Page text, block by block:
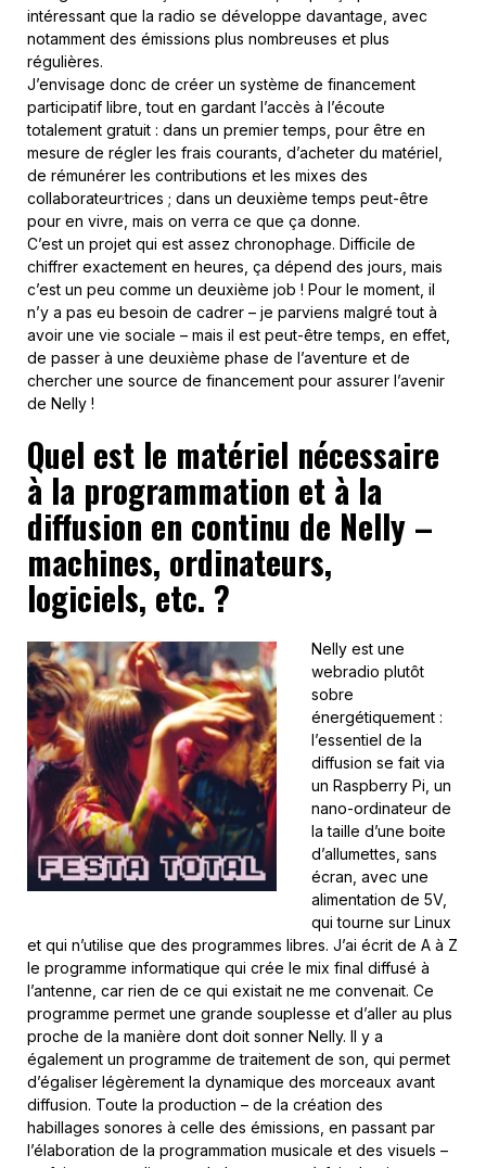
intéressant que la radio se développe davantage, avec
notamment des émissions plus nombreuses et plus
régulières.
J’envisage donc de créer un système de financement
participatif libre, tout en gardant l’accès à l’écoute
totalement gratuit : dans un premier temps, pour être en
mesure de régler les frais courants, d’acheter du matériel,
de rémunérer les contributions et les mixes des
collaborateur·trices ; dans un deuxième temps peut-être
pour en vivre, mais on verra ce que ça donne.
C’est un projet qui est assez chronophage. Difficile de
chiffrer exactement en heures, ça dépend des jours, mais
c’est un peu comme un deuxième job ! Pour le moment, il
n’y a pas eu besoin de cadrer – je parviens malgré tout à
avoir une vie sociale – mais il est peut-être temps, en effet,
de passer à une deuxième phase de l’aventure et de
chercher une source de financement pour assurer l’avenir
de Nelly !
Quel est le matériel nécessaire
à la programmation et à la
diffusion en continu de Nelly –
machines, ordinateurs,
logiciels, etc. ?
Nelly est une
webradio plutôt
sobre
énergétiquement :
l’essentiel de la
diffusion se fait via
un Raspberry Pi, un
nano-ordinateur de
la taille d’une boite
d’allumettes, sans
écran, avec une
alimentation de 5V,
qui tourne sur Linux
et qui n’utilise que des programmes libres. J’ai écrit de A à Z
le programme informatique qui crée le mix final diffusé à
l’antenne, car rien de ce qui existait ne me convenait. Ce
programme permet une grande souplesse et d’aller au plus
proche de la manière dont doit sonner Nelly. Il y a
également un programme de traitement de son, qui permet
d’égaliser légèrement la dynamique des morceaux avant
diffusion. Toute la production – de la création des
habillages sonores à celle des émissions, en passant par
l’élaboration de la programmation musicale et des visuels –